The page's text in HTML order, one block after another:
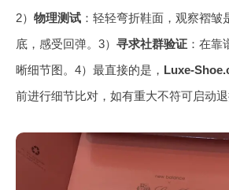
2） 物理测试 ：轻轻弯折鞋面，观察褶皱
底，感受回弹。3） 寻求社群验证 ：在靠
晰细节图。4）最直接的是， Luxe-
前进行细节比对，如有重大不符可启动退